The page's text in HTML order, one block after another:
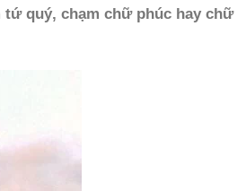
quý, chạm chữ phúc hay chữ